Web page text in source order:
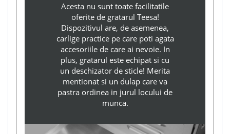
Acesta nu sunt toate facilitatile
oferite de gratarul Teesa!
Dispozitivul are, de asemenea,
carlige practice pe care poti agata
accesoriile de care ai nevoie. In
plus, gratarul este echipat si cu
un deschizator de sticle! Merita
mentionat si un dulap care va
pastra ordinea in jurul locului de
munca.